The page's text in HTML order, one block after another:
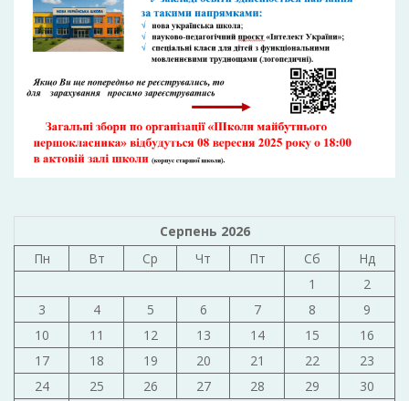
Серпень 2026
Пн
Вт Ср Чт Пт Сб
Нд
1
2
3
4 5 6 7 8
9
10
11 12 13 14 15
16
17
18 19 20 21 22
23
24
25 26 27 28 29
30